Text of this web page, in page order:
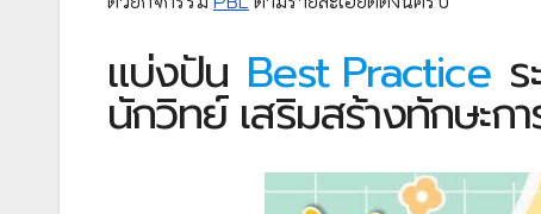
แบ่งปัน Best Practice
นักวิทย์ เสริมสร้างทักษะ